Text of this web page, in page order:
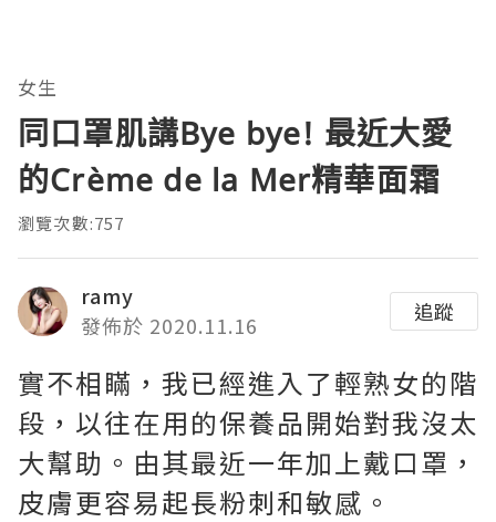
女生
同口罩肌講Bye bye! 最近大愛
的Crème de la Mer精華面霜
瀏覽次數:757
ramy
發佈於 2020.11.16
追蹤
實不相瞞，我已經進入了輕熟女的階
段，以往在用的保養品開始對我沒太
大幫助。由其最近一年加上戴口罩，
皮膚更容易起長粉刺和敏感。